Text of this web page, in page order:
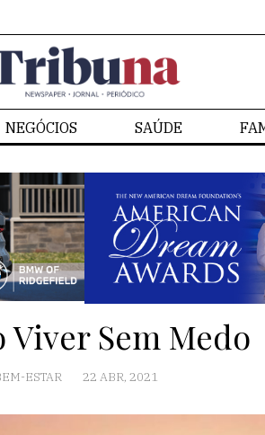
NEGÓCIOS SAÚDE
Viver Sem Medo
ESTAR 22 ABR, 2021